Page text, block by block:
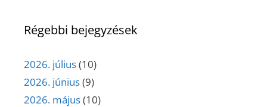
Régebbi bejegyzések
2026. július(10)
2026. június(9)
2026. május(10)